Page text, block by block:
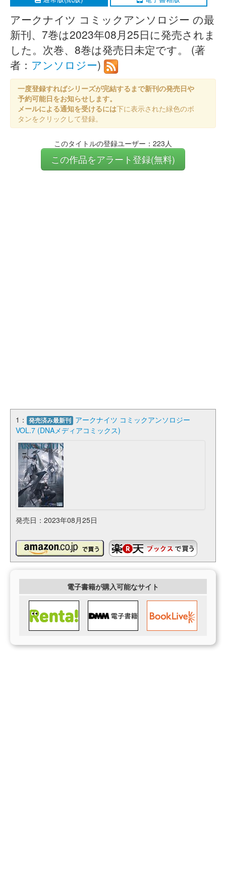
アークナイツ コミックアンソロジー の最
新刊、7巻は2023年08月25日に発売されま
した。次巻、8巻は発売日未定です。 (著
者： アンソロジー)
一度登録すればシリーズが完結するまで新刊の発売日や
予約可能日をお知らせします。
メールによる通知を受けるには下に表示された緑色のボ
タンをクリックして登録。
このタイトルの登録ユーザー：223人
この作品をアラート登録(無料)
1： 発売済み最新刊 アークナイツ コミックアンソロジー
VOL.7 (DNAメディアコミックス)
発売日：2023年08月25日
電子書籍が購入可能なサイト